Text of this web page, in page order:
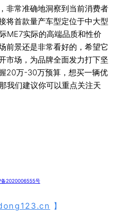
非常准确地洞察到当前消费者
将首款量产车型定位于中大型
ME7实际的高端品质和性价
前景还是非常看好的，希望它
市场，为品牌全面发力打下坚
20万-30万预算，想买一辆优
我们建议你可以重点关注天
备2020006555号
】